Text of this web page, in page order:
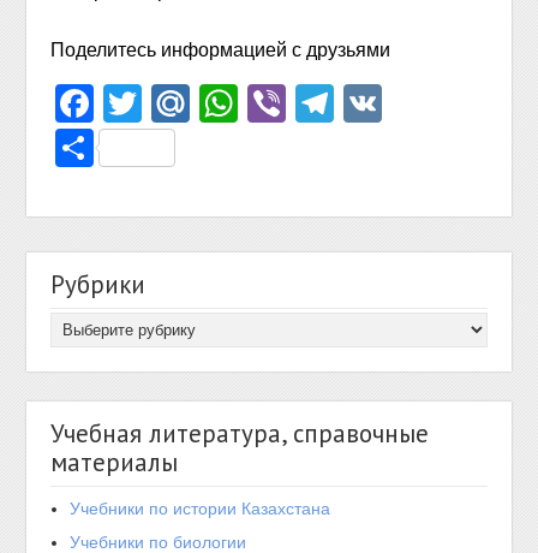
Поделитесь информацией с друзьями
Facebook
TwitterMail.Ru
WhatsApp
ViberTelegram
Отправить
Рубрики
Учебная литература, справочные
материалы
Учебники по истории Казахстана
Учебники по биологии